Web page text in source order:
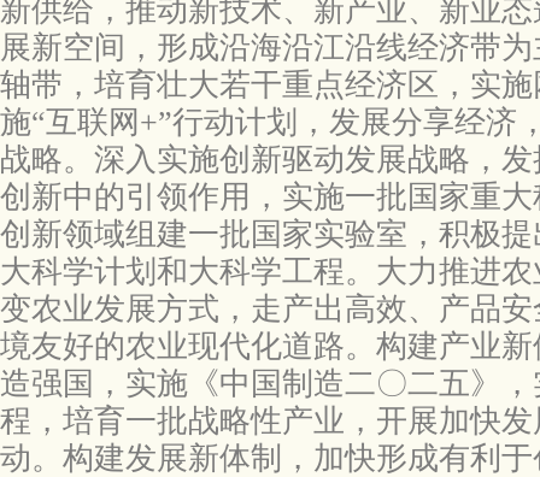
新供给，推动新技术、新产业、新业
展新空间，形成沿海沿江沿线经济带
轴带，培育壮大若干重点经济区，实
施“互联网+”行动计划，发展分享经济
战略。深入实施创新驱动发展战略，
创新中的引领作用，实施一批国家重
创新领域组建一批国家实验室，积极
大科学计划和大科学工程。大力推进
变农业发展方式，走产出高效、产品
境友好的农业现代化道路。构建产业
造强国，实施《中国制造二〇二五》
程，培育一批战略性产业，开展加快
动。构建发展新体制，加快形成有利